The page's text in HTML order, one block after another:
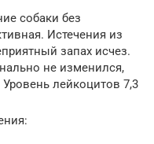
собаки без
Истечения из
запах исчез.
не изменился,
Уровень лейкоцитов 7,3